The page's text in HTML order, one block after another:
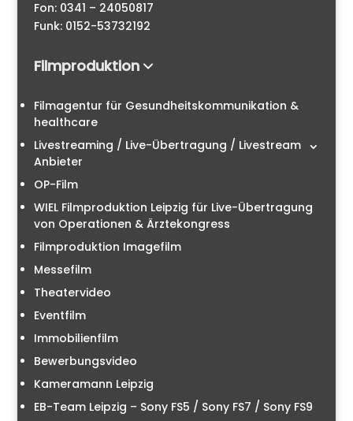
Fon: 0341 – 24050817
Funk: 0152-53732192
Filmproduktion
Filmagentur für Gesundheitskommunikation &
healthcare
Livestreaming / Live-Übertragung / Livestream
Anbieter
OP-Film
WIEL Filmproduktion Leipzig für Live-Übertragung
von Operationen & Ärztekongress
Filmproduktion Imagefilm
Messefilm
Theatervideo
Eventfilm
Immobilienfilm
Bewerbungsvideo
Kameramann Leipzig
EB-Team Leipzig – Sony FS5 / Sony FS7 / Sony FS9